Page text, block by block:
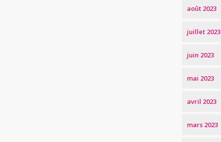
août 2023
juillet 2023
juin 2023
mai 2023
avril 2023
mars 2023